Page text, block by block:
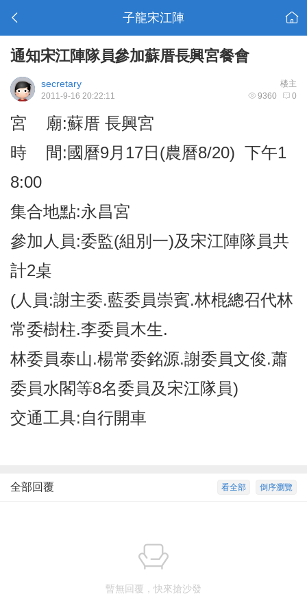
子龍宋江陣
通知宋江陣隊員參加蘇厝長興宮餐會
楼主
secretary
9360 0
2011-9-16 20:22:11
宮 廟:蘇厝 長興宮
時 間:國曆9月17日(農曆8/20) 下午1
8:00
集合地點:永昌宮
參加人員:委監(組別一)及宋江陣隊員共
計2桌
(人員:謝主委.藍委員崇賓.林棍總召代林
常委樹柱.李委員木生.
林委員泰山.楊常委銘源.謝委員文俊.蕭
委員水閣等8名委員及宋江隊員)
交通工具:自行開車
倒序瀏覽
看全部
全部回覆
暫無回覆，快來搶沙發